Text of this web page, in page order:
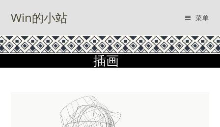
Win的小站 菜单
插画